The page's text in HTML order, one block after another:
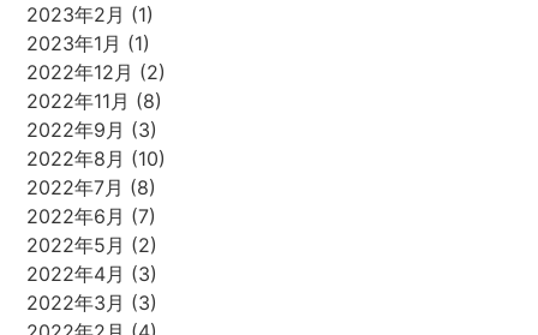
2023年2月 (1)
2023年1月 (1)
2022年12月 (2)
2022年11月 (8)
2022年9月 (3)
2022年8月 (10)
2022年7月 (8)
2022年6月 (7)
2022年5月 (2)
2022年4月 (3)
2022年3月 (3)